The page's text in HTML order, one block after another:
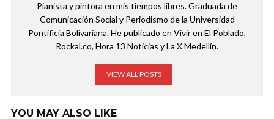
Pianista y pintora en mis tiempos libres. Graduada de
Comunicación Social y Periodismo de la Universidad
Pontificia Bolivariana. He publicado en Vivir en El Poblado,
Rockal.co, Hora 13 Noticias y La X Medellín.
VIEW ALL POSTS
YOU MAY ALSO LIKE